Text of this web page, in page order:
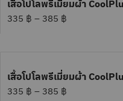
เสื้อโปโลพรีเมี่ยมผ้า
335 ฿ – 385 ฿
เสื้อโปโลพรีเมี่ยมผ้า
335 ฿ – 385 ฿